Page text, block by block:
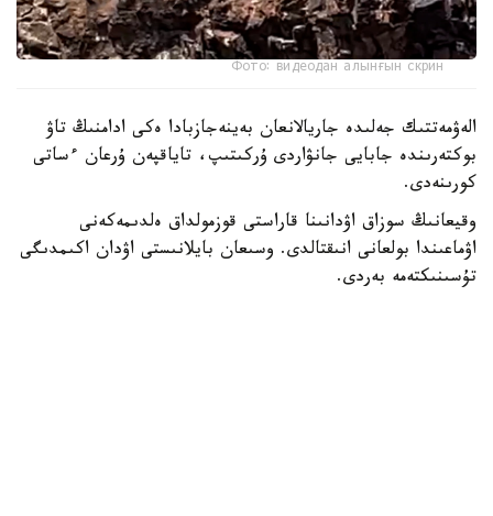
Фото: видеодан алынғын скрин
الەۋمەتتىك جەلىدە جاريالانعان بەينەجازبادا ەكى ادامنىڭ تاۋ
بوكتەرىندە جابايى جانۋاردى ۇركىتىپ، تاياقپەن ۇرعان ءساتى
كورىنەدى.
وقيعانىڭ سوزاق اۋدانىنا قاراستى قوزمولداق ەلدىمەكەنى
اۋماعىندا بولعانى انىقتالدى. وسىعان بايلانىستى اۋدان اكىمدىگى
تۇسىنىكتەمە بەردى.